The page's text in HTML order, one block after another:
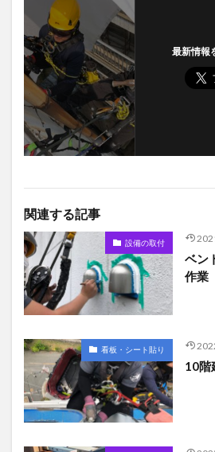
最新情報
関連する記事
設備の取付
ベン
作業
看板・シート貼り
10